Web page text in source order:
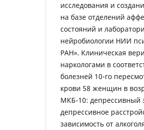
исследования и
на базе отделений
состояний и
нейробиологии НИИ
РАН». Клиническая
наркологами в
болезней 10-го
крови 58 женщин в
МКБ-10: депрессивный
депрессивное
зависимость от